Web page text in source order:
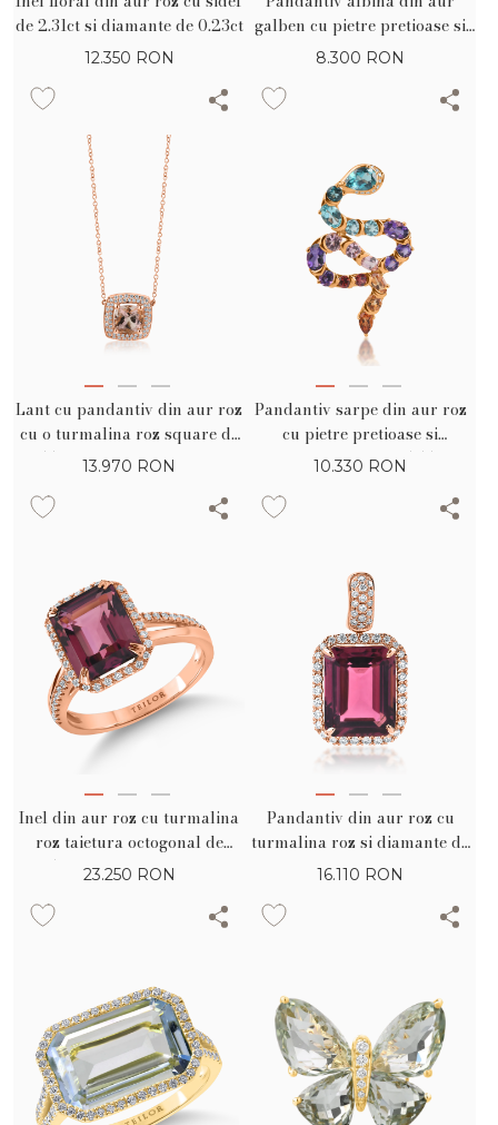
de 2.31ct si diamante de 0.23ct
12.350 RON
galben cu pietre pretioase si
semipretioase de 2.66ct
8.300 RON
Lant cu pandantiv din aur roz
cu o turmalina roz square de
1.55ct si diamante de 0.21ct
13.970 RON
Pandantiv sarpe din aur roz
cu pietre pretioase si
semipretioase de 5.55ct
10.330 RON
Inel din aur roz cu turmalina
roz taietura octogonal de
4.85ct si diamante de 0.23ct
23.250 RON
Pandantiv din aur roz cu
turmalina roz si diamante de
3.31ct
16.110 RON